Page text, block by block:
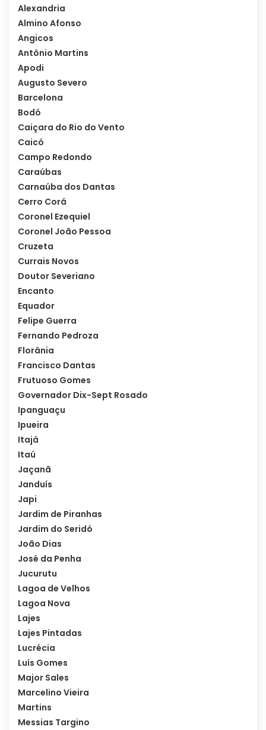
Alexandria
Almino Afonso
Angicos
Antônio Martins
Apodi
Augusto Severo
Barcelona
Bodó
Caiçara do Rio do Vento
Caicó
Campo Redondo
Caraúbas
Carnaúba dos Dantas
Cerro Corá
Coronel Ezequiel
Coronel João Pessoa
Cruzeta
Currais Novos
Doutor Severiano
Encanto
Equador
Felipe Guerra
Fernando Pedroza
Florânia
Francisco Dantas
Frutuoso Gomes
Governador Dix-Sept Rosado
Ipanguaçu
Ipueira
Itajá
Itaú
Jaçanã
Janduís
Japi
Jardim de Piranhas
Jardim do Seridó
João Dias
José da Penha
Jucurutu
Lagoa de Velhos
Lagoa Nova
Lajes
Lajes Pintadas
Lucrécia
Luís Gomes
Major Sales
Marcelino Vieira
Martins
Messias Targino